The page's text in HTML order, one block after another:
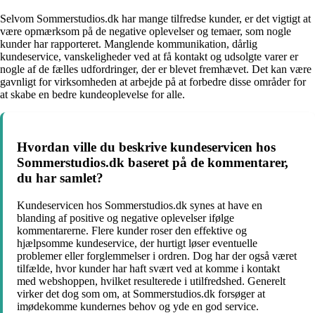
Selvom Sommerstudios.dk har mange tilfredse kunder, er det vigtigt at
være opmærksom på de negative oplevelser og temaer, som nogle
kunder har rapporteret. Manglende kommunikation, dårlig
kundeservice, vanskeligheder ved at få kontakt og udsolgte varer er
nogle af de fælles udfordringer, der er blevet fremhævet. Det kan være
gavnligt for virksomheden at arbejde på at forbedre disse områder for
at skabe en bedre kundeoplevelse for alle.
Hvordan ville du beskrive kundeservicen hos
Sommerstudios.dk baseret på de kommentarer,
du har samlet?
Kundeservicen hos Sommerstudios.dk synes at have en
blanding af positive og negative oplevelser ifølge
kommentarerne. Flere kunder roser den effektive og
hjælpsomme kundeservice, der hurtigt løser eventuelle
problemer eller forglemmelser i ordren. Dog har der også været
tilfælde, hvor kunder har haft svært ved at komme i kontakt
med webshoppen, hvilket resulterede i utilfredshed. Generelt
virker det dog som om, at Sommerstudios.dk forsøger at
imødekomme kundernes behov og yde en god service.